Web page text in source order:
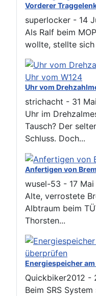
Vorderer
superlocker - 14
Als Ralf beim
wollte, stellte sich
Uhr vom
strichacht - 31
Uhr im
Tausch? Der
Schluss. Doch...
Anfertigen von
wusel-53 - 17
Alte, verrostete
Albtraum beim
Thorsten...
Energiespeicher
Quickbiker2012 -
Beim SRS